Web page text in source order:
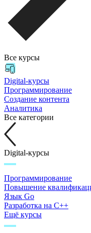
Все курсы
Digital-курсы
Программирование
Создание контента
Аналитика
Все категории
Digital-курсы
Программирование
Повышение
Язык Go
Разработка на C++
Ещё курсы